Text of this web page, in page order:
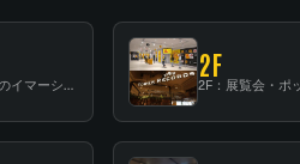
1F： エンタメショップならではのイマーシブ空間
2F